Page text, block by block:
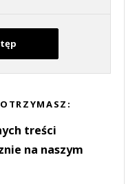
treści
na naszym